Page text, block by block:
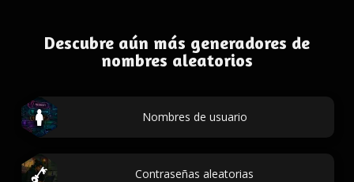
Descubre aún más generadores de
nombres aleatorios
Nombres de usuario
Contraseñas aleatorias